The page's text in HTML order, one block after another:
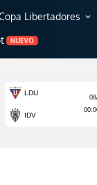
Libertadores expand_more
NUEVO